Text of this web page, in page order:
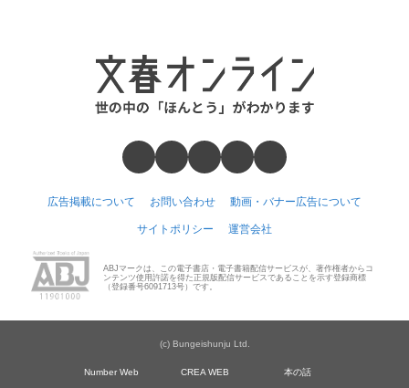
広告掲載について お問い合わせ 動画・バナー広告について
サイトポリシー 運営会社
ABJマークは、この電子書店・電子書籍配信サービスが、著作権者からコ
ンテンツ使用許諾を得た正規版配信サービスであることを示す登録商標
（登録番号6091713号）です。
(c) Bungeishunju Ltd.
Number Web CREA WEB 本の話